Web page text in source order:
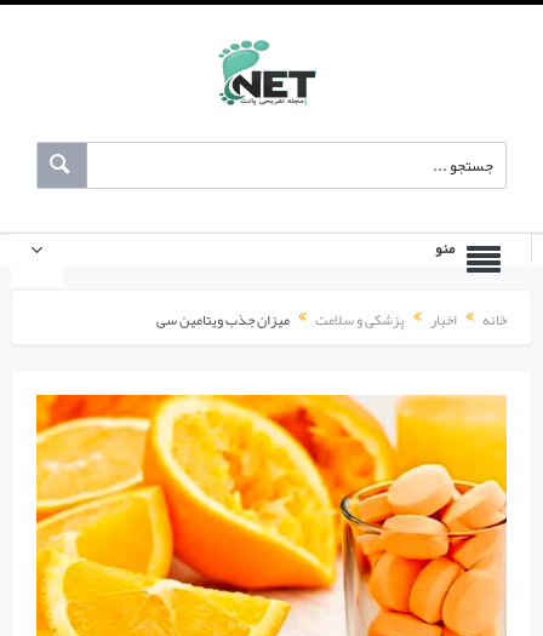
منو
خانه اخبار پزشکی و سلامت میزان جذب ویتامین سی